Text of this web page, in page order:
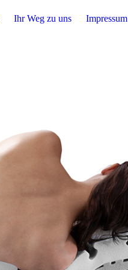
Ihr Weg zu uns Impressum